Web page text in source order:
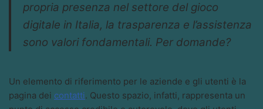
propria presenza nel settore del gioco
digitale in Italia, la trasparenza e l’assistenza
sono valori fondamentali. Per domande?
Un elemento di riferimento per le aziende e gli utenti è la
pagina dei contatti. Questo spazio, infatti, rappresenta un